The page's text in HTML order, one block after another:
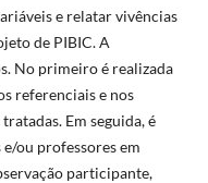
e relatar vivências
de PIBIC. A
No primeiro é realizada
referenciais e nos
Em seguida, é
ou professores em
participante,